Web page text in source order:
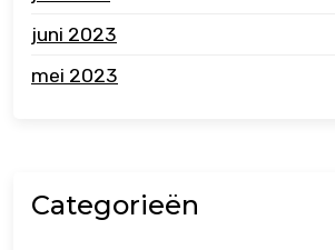
juni 2023
mei 2023
Categorieën